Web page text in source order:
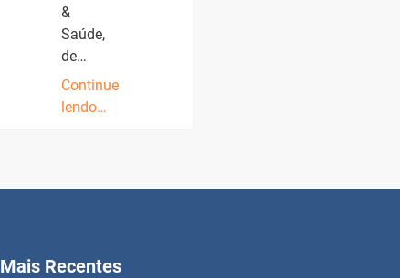
&
Saúde,
de…
Continue
lendo…
Mais Recentes